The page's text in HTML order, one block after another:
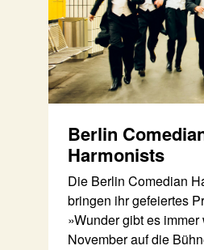
Berlin
Harmonists
Die Berlin Comedian
bringen ihr gefeiertes
»Wunder gibt es
November auf die